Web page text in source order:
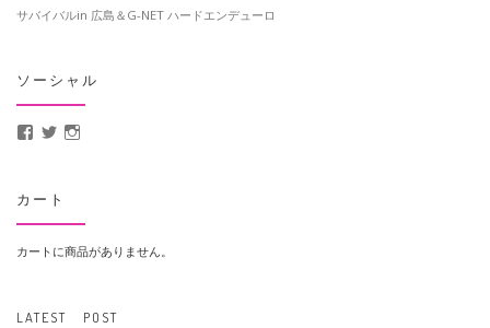
サバイバルin 広島＆G-NET ハードエンデューロ
ソーシャル
MotoCrusader さんのプロフィールを Facebook で表示
@MotoCrusader さんのプロフィールを Twitter で表示
カート
カートに商品がありません。
LATEST POST